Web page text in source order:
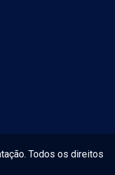
Todos os direitos